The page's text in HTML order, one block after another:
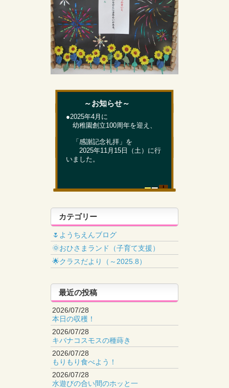
～お知らせ～
●2025年4月に
幼稚園創立100周年を迎え、
「感謝記念礼拝」を
2025年11月15日（土）に行
いました。
カテゴリー
🌷ようちえんブログ
🌞おひさまランド（子育て支援）
🌟クラスだより（～2025.8）
最近の投稿
2026/07/28
本日の収穫！
2026/07/28
キバナコスモスの種蒔き
2026/07/28
もりもり食べよう！
2026/07/28
水遊びの合い間のホッと一